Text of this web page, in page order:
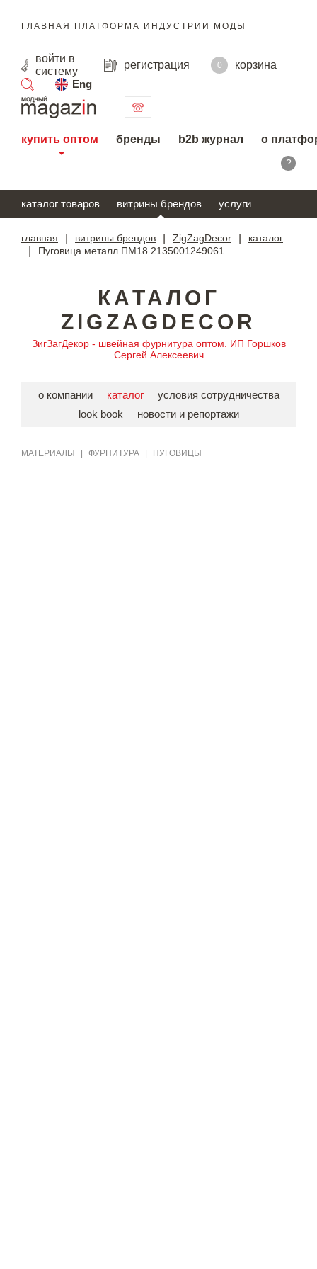
ГЛАВНАЯ ПЛАТФОРМА ИНДУСТРИИ МОДЫ
войти в
систему
регистрация 0
корзина
Eng
поиск
купить оптом бренды b2b журнал о
?
каталог товаров витрины брендов услуги
главная витрины брендов ZigZagDecor каталог
Пуговица металл ПМ18 2135001249061
КАТАЛОГ
ZIGZAGDECOR
ЗигЗагДекор - швейная фурнитура оптом. ИП Горшков
Сергей Алексеевич
о компании каталог
условия сотрудничества
look book
новости и репортажи
МАТЕРИАЛЫ ФУРНИТУРА ПУГОВИЦЫ